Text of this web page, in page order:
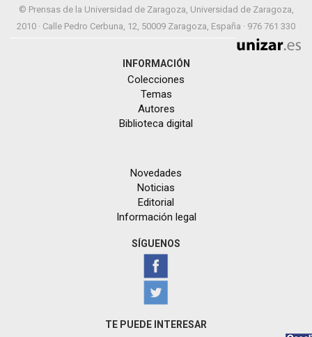
© Prensas de la Universidad de Zaragoza, Universidad de Zaragoza,
2010 · Calle Pedro Cerbuna, 12, 50009 Zaragoza, España · 976 761 330
INFORMACIÓN
Colecciones
Temas
Autores
Biblioteca digital
Novedades
Noticias
Editorial
Información legal
SÍGUENOS
TE PUEDE INTERESAR